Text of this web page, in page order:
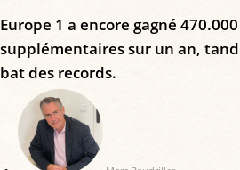
Europe 1 a encore gagné
supplémentaires sur un an,
bat des records.